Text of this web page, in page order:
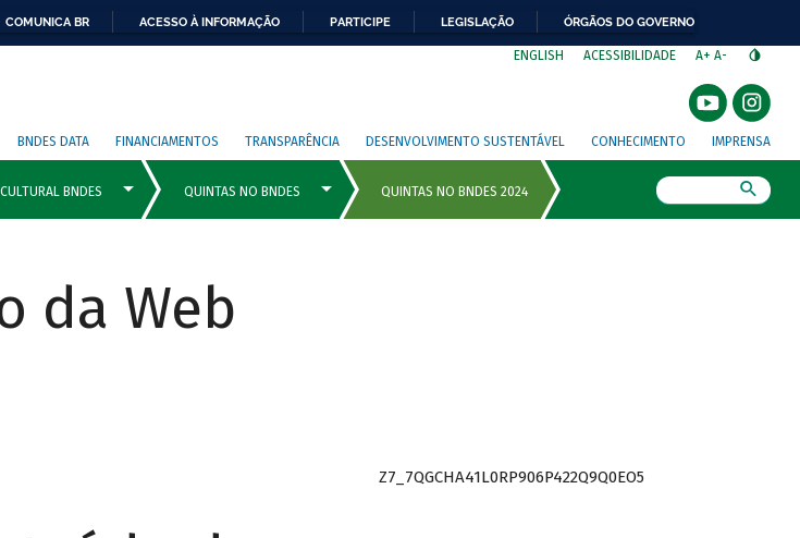
COMUNICA BR ACESSO À INFORMAÇÃO PARTICIPE LEGISLAÇÃO ÓRGÃOS DO GOVERNO
ENGLISH ACESSIBILIDADE A+ A-
BNDES DATA FINANCIAMENTOS TRANSPARÊNCIA DESENVOLVIMENTO SUSTENTÁVEL CONHECIMENTO IMPRENSA
da Web
Z7_7QGCHA41L0RP906P422Q9Q0EO5